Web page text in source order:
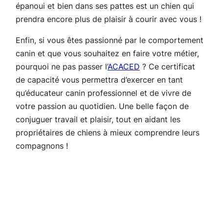
épanoui et bien dans ses pattes est un chien qui
prendra encore plus de plaisir à courir avec vous !
Enfin, si vous êtes passionné par le comportement
canin et que vous souhaitez en faire votre métier,
pourquoi ne pas passer l’ACACED ? Ce certificat
de capacité vous permettra d’exercer en tant
qu’éducateur canin professionnel et de vivre de
votre passion au quotidien. Une belle façon de
conjuguer travail et plaisir, tout en aidant les
propriétaires de chiens à mieux comprendre leurs
compagnons !